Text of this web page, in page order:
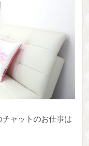
ャットのお仕事は